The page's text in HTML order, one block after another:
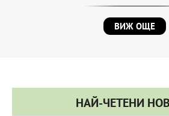
ВИЖ ОЩЕ
НАЙ-ЧЕТЕНИ